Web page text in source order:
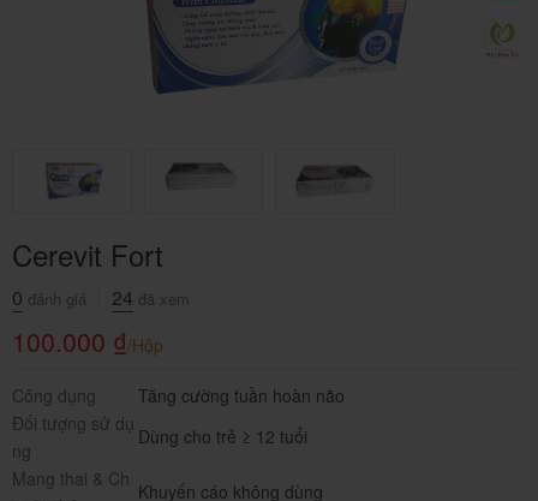
Cerevit Fort
0 đánh giá 24 đã xem
100.000 ₫/Hộp
Công dụng
Tăng cường tuần hoàn não
Đối tượng sử dụ
ng
Dùng cho trẻ ≥ 12 tuổi
Mang thai & Ch
Khuyến cáo không dùng